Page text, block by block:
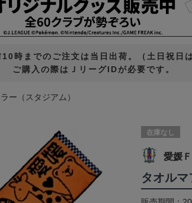
時までのご注文は当日出荷。（土日祝日
ご購入の際はＪリーグIDが必要です。
ー（スタジアム）
在庫なし
愛媛
タオルマ